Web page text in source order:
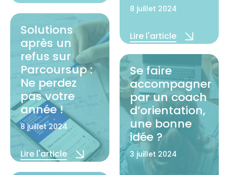
Solutions
après un
refus sur
Parcoursup :
Ne perdez
pas votre
année !
8 juillet 2024
Lire l'article
8 juillet 2024
Lire l'article
Se faire
accompagner
par un coach
d’orientation,
une bonne
idée ?
3 juillet 2024